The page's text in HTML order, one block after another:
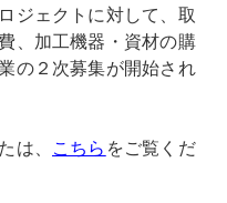
ジェクトに対して、取
、加工機器・資材の購
の２次募集が開始され
は、 こちら をご覧くだ